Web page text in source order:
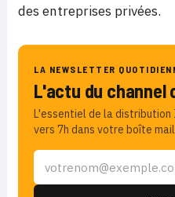
des entreprises privées.
LA NEWSLETTER
L'actu du channel
L'essentiel de la distribution
vers 7h dans votre boîte